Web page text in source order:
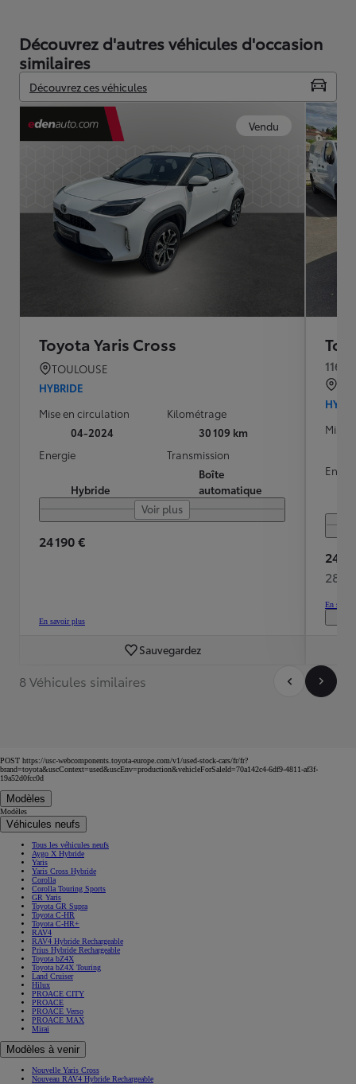
Découvrez d'autres véhicules d'occasion
similaires
Découvrez ces véhicules
Vendu
Toyota Yaris Cross
TOULOUSE
HYBRIDE
Mise en circulation
04-2024
Kilométrage
30 109 km
Energie
Hybride
Transmission
Boîte
automatique
Voir plus
24 190 €
En savoir plus
Sauvegardez
116h
Mise
24
284
En
8 Véhicules similaires
POST https://usc-webcomponents.toyota-europe.com/v1/used-stock-cars/fr/fr?
brand=toyota&uscContext=used&uscEnv=production&vehicleForSaleId=70a142c4-6df9-4811-af3f-
19a52d0fcc0d
Modèles
Modèles
Véhicules neufs
Tous les véhicules neufs
Aygo X Hybride
Yaris
Yaris Cross Hybride
Corolla
Corolla Touring Sports
GR Yaris
Toyota GR Supra
Toyota C-HR
Toyota C-HR+
RAV4
RAV4 Hybride Rechargeable
Prius Hybride Rechargeable
Toyota bZ4X
Toyota bZ4X Touring
Land Cruiser
Hilux
PROACE CITY
PROACE
PROACE Verso
PROACE MAX
Mirai
Modèles à venir
Nouvelle Yaris Cross
Nouveau RAV4 Hybride Rechargeable